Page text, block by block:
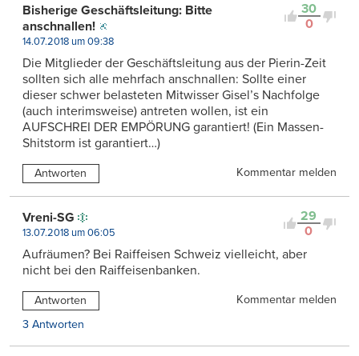
30
0
Bisherige Geschäftsleitung: Bitte
anschnallen!
14.07.2018 um 09:38
Die Mitglieder der Geschäftsleitung aus der Pierin-Zeit
sollten sich alle mehrfach anschnallen: Sollte einer
dieser schwer belasteten Mitwisser Gisel’s Nachfolge
(auch interimsweise) antreten wollen, ist ein
AUFSCHREI DER EMPÖRUNG garantiert! (Ein Massen-
Shitstorm ist garantiert…)
Antworten Kommentar melden
29
0
Vreni-SG
13.07.2018 um 06:05
Aufräumen? Bei Raiffeisen Schweiz vielleicht, aber
nicht bei den Raiffeisenbanken.
Antworten
Kommentar melden
3 Antworten